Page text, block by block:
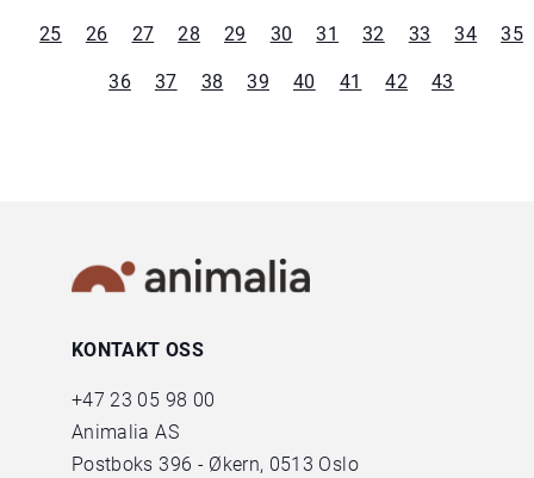
25 26 27 28 29 30 31 32 33 34 35
36 37 38 39 40 41 42 43
KONTAKT OSS
+47 23 05 98 00
Animalia AS
Postboks 396 - Økern, 0513 Oslo